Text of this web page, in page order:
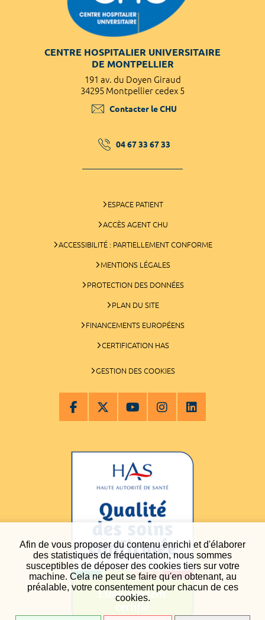
Afin de vous proposer du contenu enrichi et d'élaborer
des statistiques de fréquentation, nous sommes
susceptibles de déposer des cookies tiers sur votre
machine. Cela ne peut se faire qu'en obtenant, au
préalable, votre consentement pour chacun de ces
cookies.
CENTRE HOSPITALIER UNIVERSITAIRE
DE MONTPELLIER
191 av. du Doyen Giraud
34295 Montpellier cedex 5
Contacter le CHU
04 67 33 67 33
ESPACE PATIENT
ACCÈS AGENT CHU
ACCESSIBILITÉ : PARTIELLEMENT CONFORME
MENTIONS LÉGALES
PROTECTION DES DONNÉES
PLAN DU SITE
FINANCEMENTS EUROPÉENS
CERTIFICATION HAS
GESTION DES COOKIES